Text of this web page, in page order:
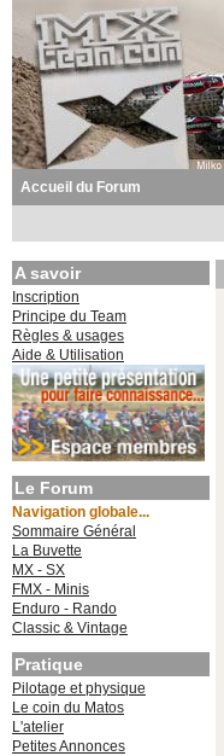
Accueil du Forum
A savoir
Inscription
Principe du Team
Règles & usages
Aide & Utilisation
Le Forum
Navigation globale...
Sommaire Général
La Buvette
MX - SX
FMX - Minis
Enduro - Rando
Classic & Vintage
Pratique
Pilotage et physique
Le coin du Matos
L'atelier
Petites Annonces